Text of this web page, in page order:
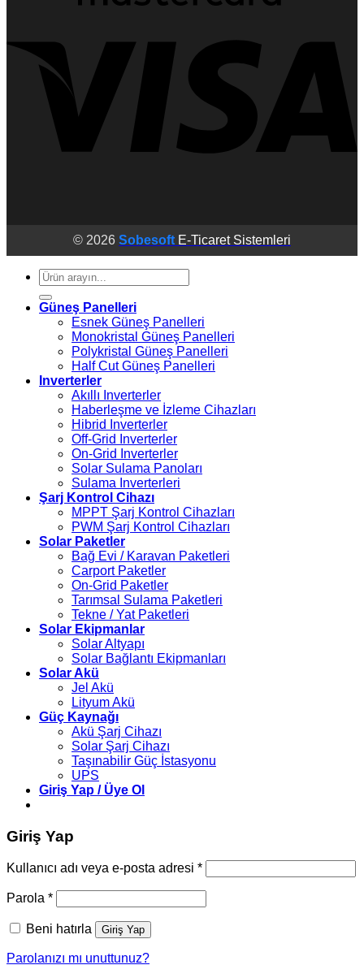
© 2026 Sobesoft E-Ticaret Sistemleri
Ara:
Güneş Panelleri
Esnek Güneş Panelleri
Monokristal Güneş Panelleri
Polykristal Güneş Panelleri
Half Cut Güneş Panelleri
Inverterler
Akıllı Inverterler
Haberleşme ve İzleme Cihazları
Hibrid Inverterler
Off-Grid Inverterler
On-Grid Inverterler
Solar Sulama Panoları
Sulama Inverterleri
Şarj Kontrol Cihazı
MPPT Şarj Kontrol Cihazları
PWM Şarj Kontrol Cihazları
Solar Paketler
Bağ Evi / Karavan Paketleri
Carport Paketler
On-Grid Paketler
Tarımsal Sulama Paketleri
Tekne / Yat Paketleri
Solar Ekipmanlar
Solar Altyapı
Solar Bağlantı Ekipmanları
Solar Akü
Jel Akü
Lityum Akü
Güç Kaynağı
Akü Şarj Cihazı
Solar Şarj Cihazı
Taşınabilir Güç İstasyonu
UPS
Giriş Yap / Üye Ol
Giriş Yap
Kullanıcı adı veya e-posta adresi *Gerekli
Parola *Gerekli
Beni hatırla Giriş Yap
Parolanızı mı unuttunuz?